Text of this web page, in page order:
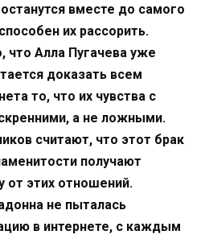
вместе до самого
их рассорить.
что Алла Пугачева уже
доказать всем
то, что их чувства с
а не ложными.
считают, что этот брак
получают
от этих отношений.
не пыталась
в интернете, с каждым